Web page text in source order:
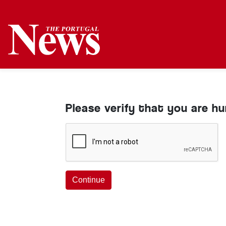
Please verify that you are
Continue